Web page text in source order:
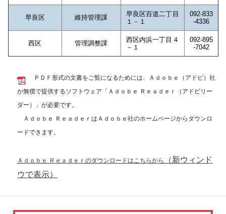
早良区 維持管理課
早良区百道二丁目
１－１
092-833
-4336
西区 管理調整課
西区内浜一丁目４
－１
092-895
-7042
ＰＤＦ形式の文書をご覧になるためには、Ａｄｏｂｅ（アドビ）社
が無償で提供するソフトウェア「Ａｄｏｂｅ Ｒｅａｄｅｒ（アドビリー
ダー）」が必要です。
Ａｄｏｂｅ ＲｅａｄｅｒはＡｄｏｂｅ社のホームページからダウンロ
ードできます。
Ａｄｏｂｅ Ｒｅａｄｅｒのダウンロードはこちらから
（新ウィンド
ウで表示）